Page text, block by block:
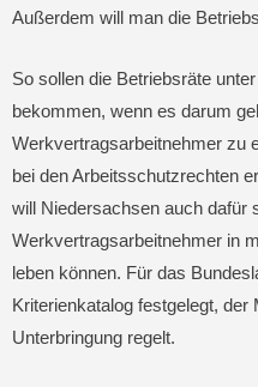
Außerdem will man die
So sollen die Betriebsräte
bekommen, wenn es darum
Werkvertragsarbeitnehmer zu
bei den Arbeitsschutzrechten
will Niedersachsen auch dafür
Werkvertragsarbeitnehmer in
leben können. Für das
Kriterienkatalog festgelegt, der
Unterbringung regelt.